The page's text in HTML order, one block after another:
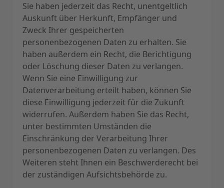
Sie haben jederzeit das Recht, unentgeltlich
Auskunft über Herkunft, Empfänger und
Zweck Ihrer gespeicherten
personenbezogenen Daten zu erhalten. Sie
haben außerdem ein Recht, die Berichtigung
oder Löschung dieser Daten zu verlangen.
Wenn Sie eine Einwilligung zur
Datenverarbeitung erteilt haben, können Sie
diese Einwilligung jederzeit für die Zukunft
widerrufen. Außerdem haben Sie das Recht,
unter bestimmten Umständen die
Einschränkung der Verarbeitung Ihrer
personenbezogenen Daten zu verlangen. Des
Weiteren steht Ihnen ein Beschwerderecht bei
der zuständigen Aufsichtsbehörde zu.